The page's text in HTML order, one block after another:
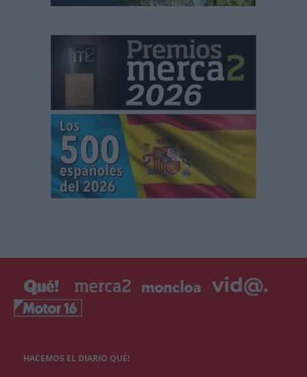
HACEMOS EL DIARIO QUÉ!